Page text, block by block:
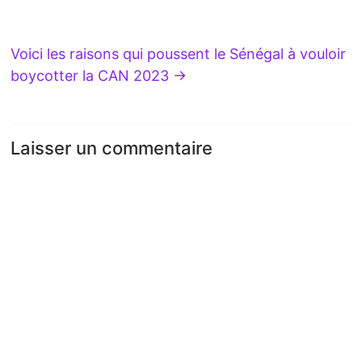
Voici les raisons qui poussent le Sénégal à vouloir
boycotter la CAN 2023 →
Laisser un commentaire